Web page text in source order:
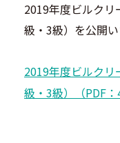
2019年度ビルクリ
級・3級）を公開い
2019年度ビルクリ
級・3級）（PDF：